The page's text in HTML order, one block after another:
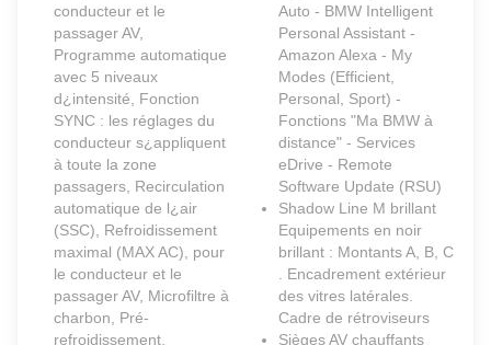
conducteur et le
passager AV,
Programme automatique
avec 5 niveaux
d¿intensité, Fonction
SYNC : les réglages du
conducteur s¿appliquent
à toute la zone
passagers, Recirculation
automatique de l¿air
(SSC), Refroidissement
maximal (MAX AC), pour
le conducteur et le
passager AV, Microfiltre à
charbon, Pré-
refroidissement,
Auto - BMW Intelligent
Personal Assistant -
Amazon Alexa - My
Modes (Efficient,
Personal, Sport) -
Fonctions "Ma BMW à
distance" - Services
eDrive - Remote
Software Update (RSU)
Shadow Line M brillant
Equipements en noir
brillant : Montants A, B, C
. Encadrement extérieur
des vitres latérales.
Cadre de rétroviseurs
Sièges AV chauffants